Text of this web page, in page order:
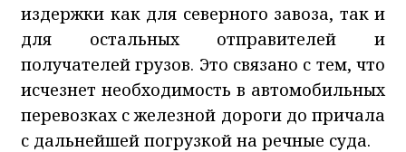
издержки как для северного завоза, так и
для остальных отправителей и
получателей грузов. Это связано с тем, что
исчезнет необходимость в автомобильных
перевозках с железной дороги до причала
с дальнейшей погрузкой на речные суда.